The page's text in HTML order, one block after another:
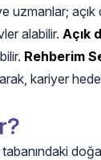
uzmanlar; açık
alabilir. Açık
Rehberim
kariyer
doğal